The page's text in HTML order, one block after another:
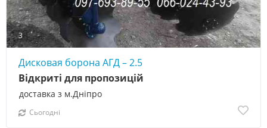
3
Дисковая борона АГД – 2.5
доставка з м.Дніпро
Відкриті для пропозицій
Сьогодні